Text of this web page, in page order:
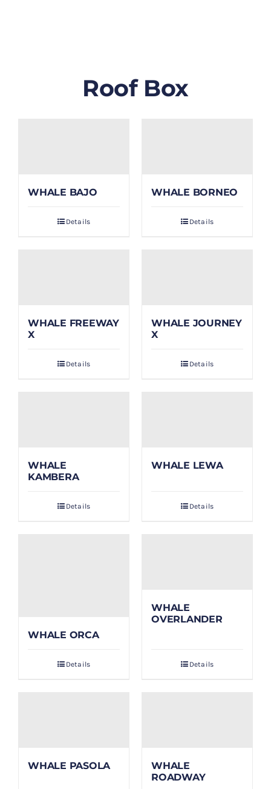
PAYMENT
Roof Box
WHALE BAJO
Details
WHALE BORNEO
Details
WHALE FREEWAY
X
Details
WHALE JOURNEY
X
Details
WHALE
KAMBERA
Details
WHALE LEWA
Details
WHALE ORCA
Details
WHALE
OVERLANDER
Details
WHALE PASOLA
WHALE
ROADWAY